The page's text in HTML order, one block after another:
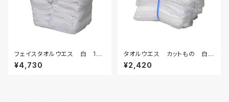
フェイスタオルウエス 白 10k
g
¥4,730
タオルウエス カットもの 白
5kg
¥2,420